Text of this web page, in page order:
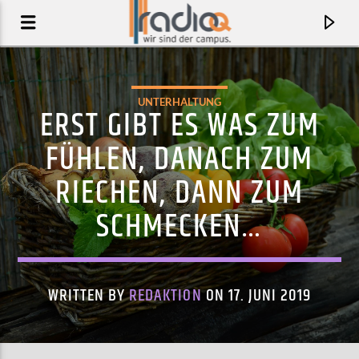
AKTUELLER TRACK
JETSKI (FRIKI)
MOLIY FEAT. YAILIN LA MÁS VIRAL
UNTERHALTUNG
ERST GIBT ES WAS ZUM
FÜHLEN, DANACH ZUM
RIECHEN, DANN ZUM
SCHMECKEN…
WRITTEN BYREDAKTIONON 17. JUNI 2019